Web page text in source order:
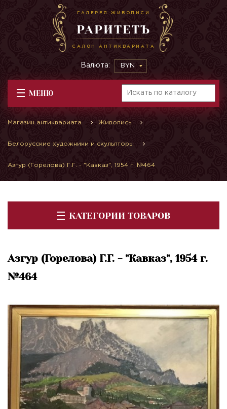
ГАЛЕРЕЯ ЖИВОПИСИ
РАРИТЕТЪ
САЛОН АНТИКВАРИАТА
Валюта: BYN
МЕНЮ
Магазин антиквариата Живопись
Белорусские художники и скульпторы
Азгур (Горелова) Г.Г. - "Кавказ", 1954 г. №464
КАТЕГОРИИ ТОВАРОВ
Азгур (Горелова) Г.Г. - "Кавказ", 1954 г.
№464